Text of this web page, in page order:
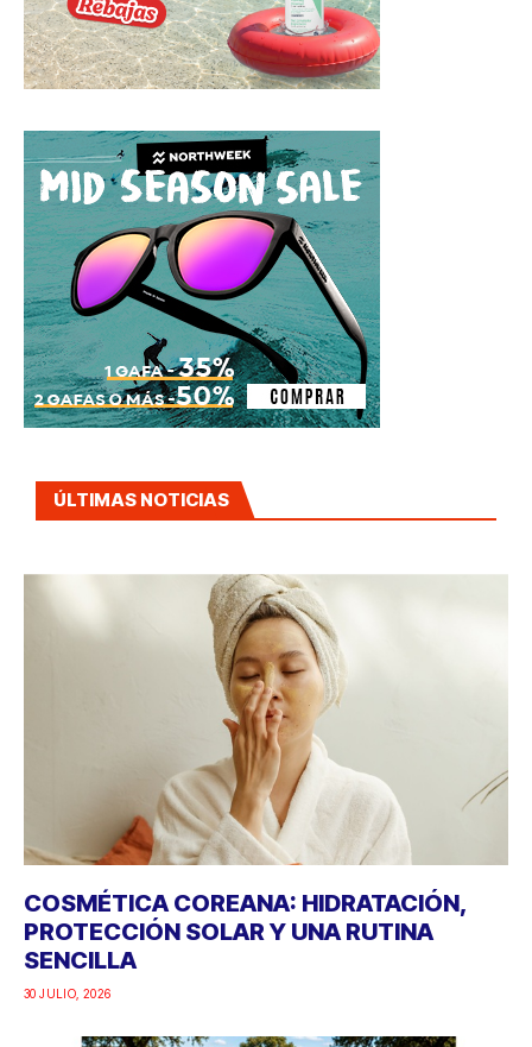
ÚLTIMAS NOTICIAS
COSMÉTICA COREANA: HIDRATACIÓN,
PROTECCIÓN SOLAR Y UNA RUTINA
SENCILLA
30 JULIO, 2026